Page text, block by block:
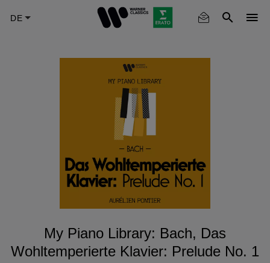
My Piano Library: Bach, Das
Wohltemperierte Klavier: Prelude No. 1